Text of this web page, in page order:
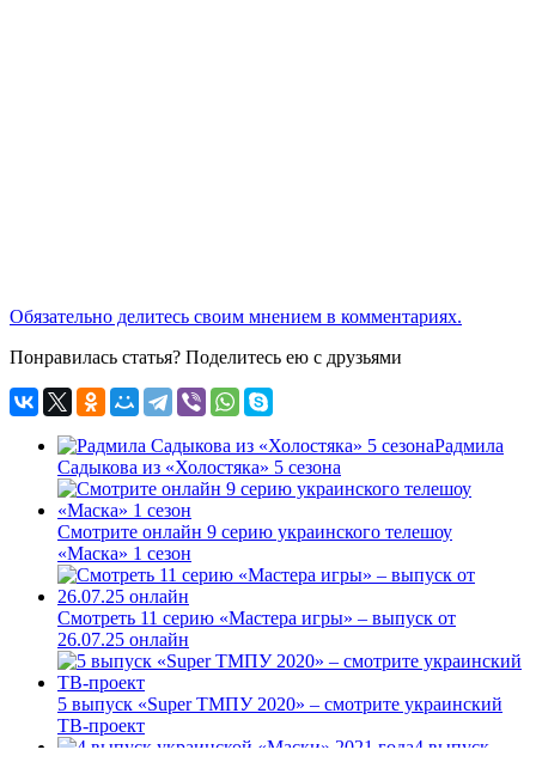
Обязательно делитесь своим мнением в комментариях.
Понравилась статья? Поделитесь ею с друзьями
Радмила
Садыкова из «Холостяка» 5 сезона
Смотрите онлайн 9 серию украинского телешоу
«Маска» 1 сезон
Смотреть 11 серию «Мастера игры» – выпуск от
26.07.25 онлайн
5 выпуск «Super ТМПУ 2020» – смотрите украинский
ТВ-проект
4 выпуск